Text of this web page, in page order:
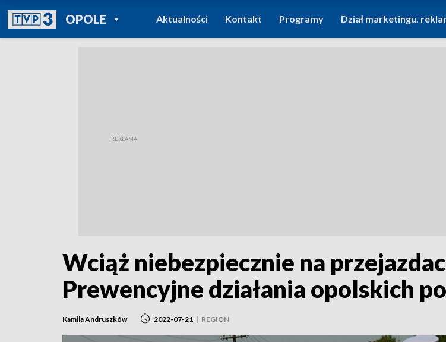
OPOLEPOWRÓT DO
TVP REGIONY
Aktualności Kontakt Programy Dział marketingu,
Wciąż niebezpiecznie na
Prewencyjne działania opolskich
Kamila Andruszków 2022-07-21 | REGION